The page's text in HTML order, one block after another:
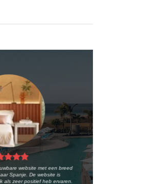
website met een breed
Spanje. De website is
als zeer positief heb ervaren.